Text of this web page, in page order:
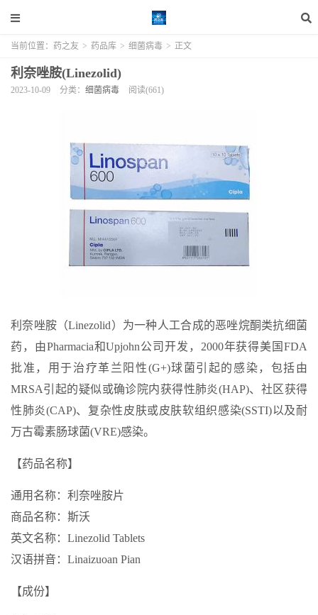
当前位置： 药之友 > 药品库 > 细菌病毒 > 正文
利奈唑胺(Linezolid)
2023-10-09 分类： 细菌病毒 阅读(661)
利奈唑胺（Linezolid）为一种人工合成的恶唑烷酮类抗细菌
药，由Pharmacia和Upjohn公司开发，2000年获得美国FDA
批准，用于治疗革兰阳性(G+)球菌引起的感染，包括由
MRSA引起的疑似或确诊院内获得性肺炎(HAP)、社区获得
性肺炎(CAP)、复杂性皮肤或皮肤软组织感染(SSTI)以及耐
万古霉素肠球菌(VRE)感染。
【药品名称】
通用名称：利奈唑胺片
商品名称：斯沃
英文名称：Linezolid Tablets
汉语拼音：Linaizuoan Pian
【成份】